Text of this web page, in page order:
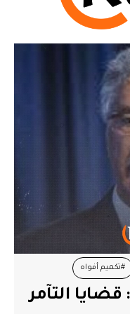
#تكميم أفواه
التآمر